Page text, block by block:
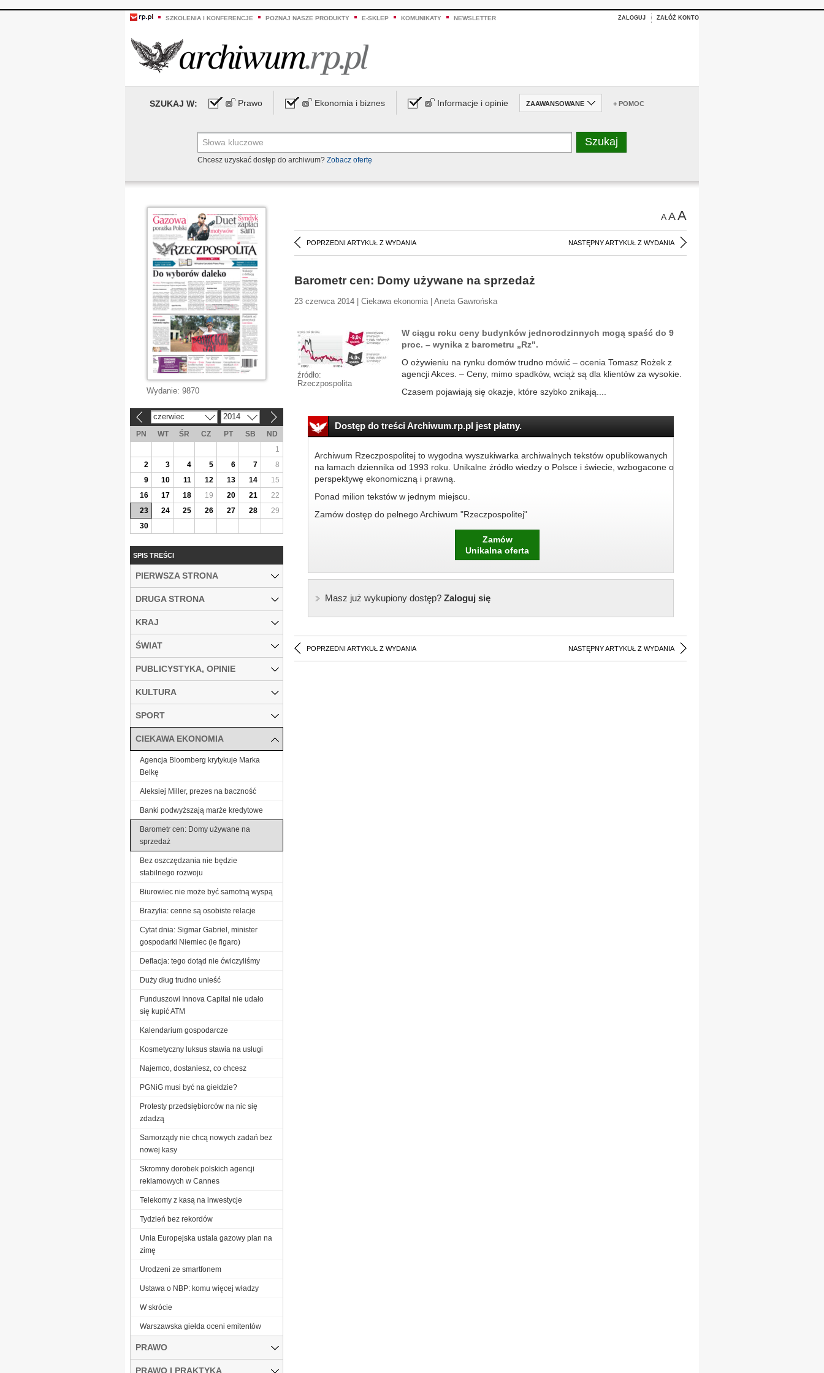
SZKOLENIA I KONFERENCJE POZNAJ NASZE PRODUKTY E-SKLEP KOMUNIKATY NEWSLETTER ZALOGUJ ZAŁÓŻ KONTO
SZUKAJ W: Prawo Ekonomia i biznes Informacje i opinie ZAAWANSOWANE + POMOC
Chcesz uzyskać dostęp do archiwum? Zobacz ofertę
AAA
POPRZEDNI ARTYKUŁ Z WYDANIA NASTĘPNY ARTYKUŁ Z WYDANIA
Barometr cen: Domy używane na sprzedaż
23 czerwca 2014 | Ciekawa ekonomia | Aneta Gawrońska
źródło:
Rzeczpospolita
W ciągu roku ceny budynków jednorodzinnych mogą spaść do 9
proc. – wynika z barometru „Rz".
O ożywieniu na rynku domów trudno mówić – ocenia Tomasz Rożek z
agencji Akces. – Ceny, mimo spadków, wciąż są dla klientów za wysokie.
Czasem pojawiają się okazje, które szybko znikają....
Dostęp do treści Archiwum.rp.pl jest płatny.
Archiwum Rzeczpospolitej to wygodna wyszukiwarka archiwalnych tekstów opublikowanych
na łamach dziennika od 1993 roku. Unikalne źródło wiedzy o Polsce i świecie, wzbogacone o
perspektywę ekonomiczną i prawną.
Ponad milion tekstów w jednym miejscu.
Zamów dostęp do pełnego Archiwum "Rzeczpospolitej"
Zamów
Unikalna oferta
Masz już wykupiony dostęp?Zaloguj się
POPRZEDNI ARTYKUŁ Z WYDANIA NASTĘPNY ARTYKUŁ Z WYDANIA
Wydanie: 9870
czerwiec 2014
PN WT ŚR CZ PT SB
ND
1
2
3 4 5 6 7
8
9
10 11 12 13 14
15
16
17 18 19 20 21
22
23
24 25 26 27 28
29
30
SPIS TREŚCI
PIERWSZA STRONA
DRUGA STRONA
KRAJ
ŚWIAT
PUBLICYSTYKA, OPINIE
KULTURA
SPORT
CIEKAWA EKONOMIA
Agencja Bloomberg krytykuje Marka
Belkę
Aleksiej Miller, prezes na baczność
Banki podwyższają marże kredytowe
Barometr cen: Domy używane na
sprzedaż
Bez oszczędzania nie będzie
stabilnego rozwoju
Biurowiec nie może być samotną wyspą
Brazylia: cenne są osobiste relacje
Cytat dnia: Sigmar Gabriel, minister
gospodarki Niemiec (le figaro)
Deflacja: tego dotąd nie ćwiczyliśmy
Duży dług trudno unieść
Funduszowi Innova Capital nie udało
się kupić ATM
Kalendarium gospodarcze
Kosmetyczny luksus stawia na usługi
Najemco, dostaniesz, co chcesz
PGNiG musi być na giełdzie?
Protesty przedsiębiorców na nic się
zdadzą
Samorządy nie chcą nowych zadań bez
nowej kasy
Skromny dorobek polskich agencji
reklamowych w Cannes
Telekomy z kasą na inwestycje
Tydzień bez rekordów
Unia Europejska ustala gazowy plan na
zimę
Urodzeni ze smartfonem
Ustawa o NBP: komu więcej władzy
W skrócie
Warszawska giełda oceni emitentów
PRAWO
PRAWO I PRAKTYKA